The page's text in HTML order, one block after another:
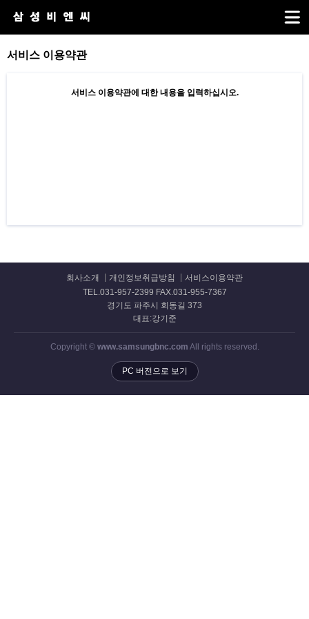
서비스 이용약관
서비스 이용약관에 대한 내용을 입력하십시오.
회사소개 개인정보취급방침
서비스이용약관
TEL.031-957-2399 FAX.031-955-7367
경기도 파주시 회동길 373
대표:강기준
Copyright © www.samsungbnc.com All rights reserved.
PC 버전으로 보기